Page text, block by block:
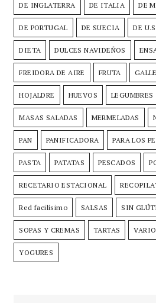
DE INGLATERRA DE ITALIA DE
DE PORTUGAL DE SUECIA DE
DIETA DULCES NAVIDEÑOS
FREIDORA DE AIRE FRUTA
HOJALDRE HUEVOS LEGUMBRES
MASAS SALADAS MERMELADAS
PAN PANIFICADORA PARA LOS
PASTA PATATAS PESCADOS
RECETARIO ESTACIONAL
Red facilísimo SALSAS SIN
SOPAS Y CREMAS TARTAS
YOGURES